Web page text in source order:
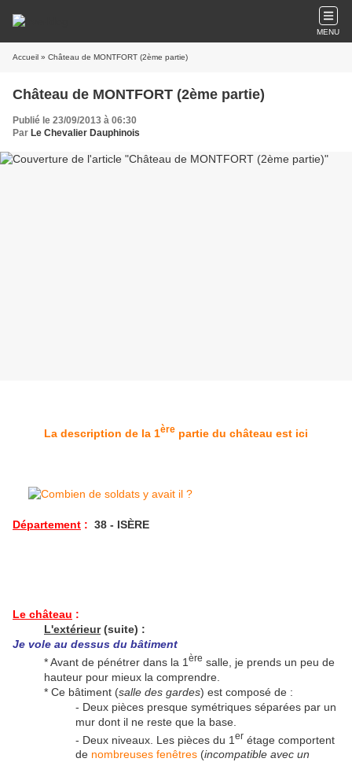
MENU
Accueil » Château de MONTFORT (2ème partie)
Château de MONTFORT (2ème partie)
Publié le 23/09/2013 à 06:30
Par Le Chevalier Dauphinois
La description de la 1ère partie du château est ici
Département : 38 - ISÈRE
Le château :
L'extérieur(suite) :
Je vole au dessus du bâtiment
* Avant de pénétrer dans la 1 ère salle, je prends un peu de
hauteur pour mieux la comprendre.
* Ce bâtiment (salle des gardes) est composé de :
- Deux pièces presque symétriques séparées par un
mur dont il ne reste que la base.
- Deux niveaux. Les pièces du 1 er étage comportent
de nombreuses fenêtres (incompatible avec un